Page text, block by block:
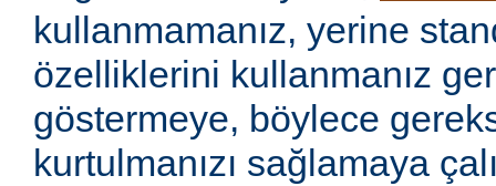
kullanmamanız, yerine
özelliklerini kullanmanız
göstermeye, böylece
kurtulmanızı sağlamaya